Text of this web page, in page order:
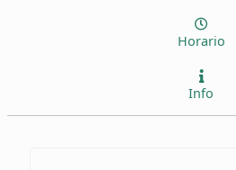
Horario
Info